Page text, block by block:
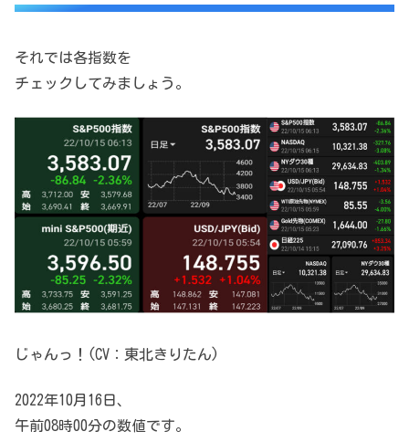
それでは各指数を
チェックしてみましょう。
じゃんっ！(CV：東北きりたん)
2022年10月16日、
午前08時00分の数値です。